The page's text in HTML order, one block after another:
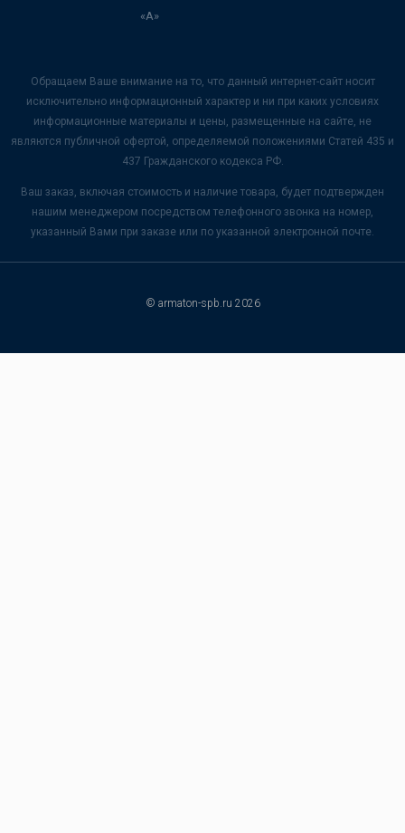
«А»
Обращаем Ваше внимание на то, что данный интернет-сайт носит
исключительно информационный характер и ни при каких условиях
информационные материалы и цены, размещенные на сайте, не
являются публичной офертой, определяемой положениями Статей 435 и
437 Гражданского кодекса РФ.
Ваш заказ, включая стоимость и наличие товара, будет подтвержден
нашим менеджером посредством телефонного звонка на номер,
указанный Вами при заказе или по указанной электронной почте.
© armaton-spb.ru 2026